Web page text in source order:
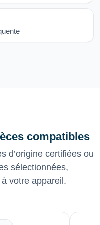
compatibles
d’origine certifiées ou
sélectionnées,
votre appareil.